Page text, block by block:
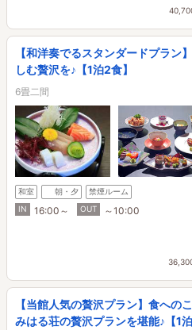
【和洋奏でるスタンダードプラン
しむ贅沢を♪【1泊2食】
6畳二間
和室 朝・夕
禁煙ルーム
IN
16:00～ OUT ～10:00
【当館人気の贅沢プラン】食への
みはる荘の贅沢プランを堪能♪【1泊